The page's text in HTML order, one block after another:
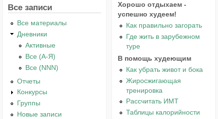
Все записи
Все материалы
Дневники
Активные
Все (А-Я)
Все (NNN)
Отчеты
Конкурсы
Группы
Новые записи
Хорошо отдыхаем -
успешно худеем!
Как правильно загорать
Где жить в зарубежном
туре
В помощь худеющим
Как убрать живот и бока
Жиросжигающая
тренировка
Рассчитать ИМТ
Таблицы калорийности